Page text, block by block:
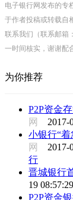
电子银行网发布的专
于作者投稿或转载自
联系我们（联系邮箱
一时间核实，谢谢配
为你推荐
P2P资金
网 2017-
小银行“着
网 2017-
行
晋城银行
19 08:57:29
P2P资金